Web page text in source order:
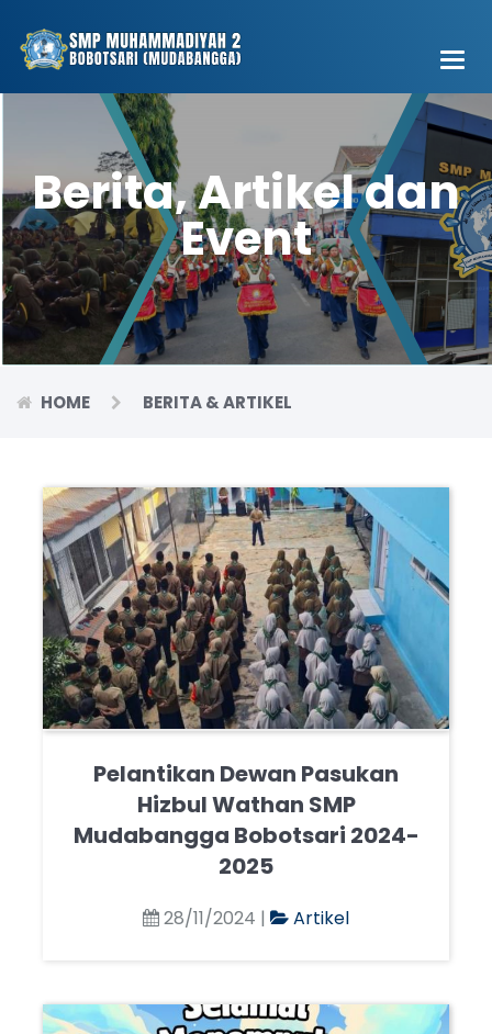
Main
Berita, Artikel dan
Event
HOME BERITA & ARTIKEL
Pelantikan Dewan Pasukan
Hizbul Wathan SMP
Mudabangga Bobotsari 2024-
2025
28/11/2024 | Artikel